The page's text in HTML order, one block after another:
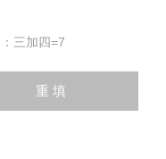
三加四=7